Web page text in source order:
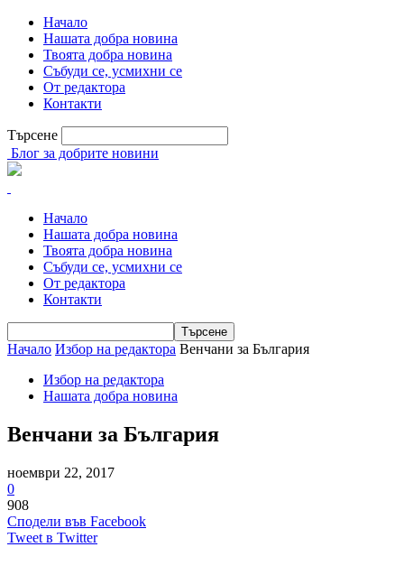
Начало
Нашата добра новина
Твоята добра новина
Събуди се, усмихни се
От редактора
Контакти
Търсене
Блог за добрите новини
Начало
Нашата добра новина
Твоята добра новина
Събуди се, усмихни се
От редактора
Контакти
Начало Избор на редактора Венчани за България
Избор на редактора
Нашата добра новина
Венчани за България
ноември 22, 2017
0
908
Сподели във Facebook
Tweet в Twitter